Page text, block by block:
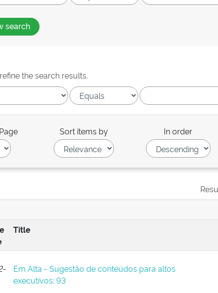
search
the search results.
Sort items by In order
Title
Em Alta - Sugestão de conteúdos para altos
executivos: 93